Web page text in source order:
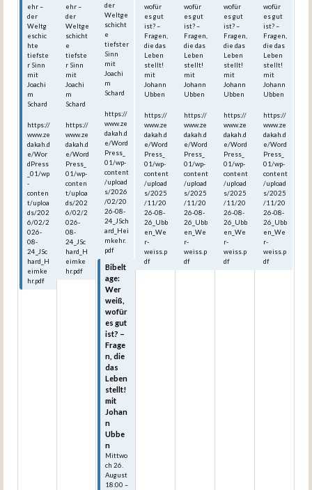
ehr –
der
Weltg
eschic
hte
tiefste
r Sinn
mit
Joachi
m
Schard
https://
www.ze
dakah.d
e/Wor
dPress
_01/wp
-
conten
t/uploa
ds/202
6/02/2
026-
08-
24_JSc
hard_H
eimke
hr.pdf
ehr –
der
Weltge
schicht
e
tiefste
r Sinn
mit
Joachi
m
Schard
https://
www.ze
dakah.d
e/Word
Press_
01/wp-
conten
t/uploa
ds/202
6/02/2
026-
08-
24_JSc
hard_H
eimke
hr.pdf
der
Weltge
schicht
e
tiefster
Sinn
mit
Joachi
m
Schard
https://
www.ze
dakah.d
e/Word
Press_
01/wp-
content
/upload
s/2026
/02/20
26-08-
24_JSch
ard_Hei
mkehr.
pdf
Bibelt
age:
Wer
weiß,
wofür
es gut
ist? –
Frage
n, die
das
Leben
stellt!
mit
Johan
n
Ubbe
n
Mittwo
ch 26.
August
18:00 –
wofür
es gut
ist? –
Fragen,
die das
Leben
stellt!
mit
Johann
Ubben
https://
www.ze
dakah.d
e/Word
Press_
01/wp-
content
/upload
s/2025
/11/20
26-08-
26_Ubb
en_We
r-
weiss.p
df
wofür
es gut
ist? –
Fragen,
die das
Leben
stellt!
mit
Johann
Ubben
https://
www.ze
dakah.d
e/Word
Press_
01/wp-
content
/upload
s/2025
/11/20
26-08-
26_Ubb
en_We
r-
weiss.p
df
wofür
es gut
ist? –
Fragen,
die das
Leben
stellt!
mit
Johann
Ubben
https://
www.ze
dakah.d
e/Word
Press_
01/wp-
content
/upload
s/2025
/11/20
26-08-
26_Ubb
en_We
r-
weiss.p
df
wofür
es gut
ist? –
Fragen,
die das
Leben
stellt!
mit
Johann
Ubben
https://
www.ze
dakah.d
e/Word
Press_
01/wp-
content
/upload
s/2025
/11/20
26-08-
26_Ubb
en_We
r-
weiss.p
df